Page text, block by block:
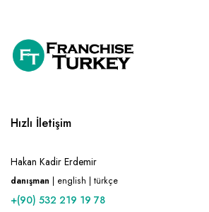
Hızlı İletişim
Hakan Kadir Erdemir
danışman | english | türkçe
+(90) 532 219 19 78